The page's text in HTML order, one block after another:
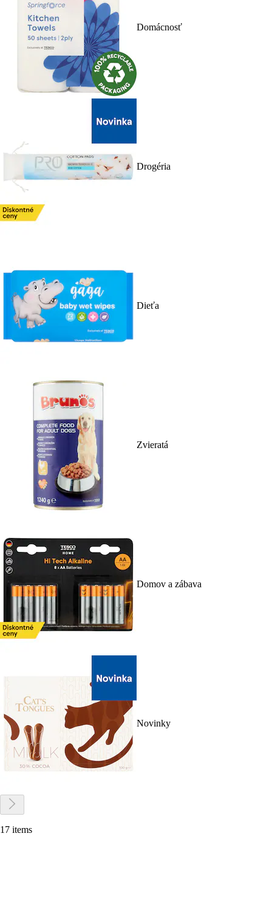
Domácnosť
Drogéria
Dieťa
Zvieratá
Domov a zábava
Novinky
17 items